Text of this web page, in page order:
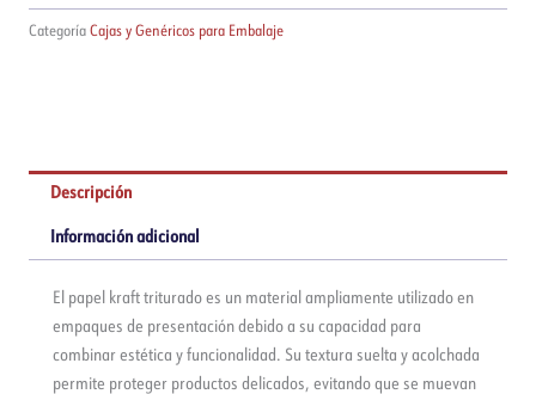
Categoría Cajas y Genéricos para Embalaje
Descripción
Información adicional
El papel kraft triturado es un material ampliamente utilizado en
empaques de presentación debido a su capacidad para
combinar estética y funcionalidad. Su textura suelta y acolchada
permite proteger productos delicados, evitando que se muevan